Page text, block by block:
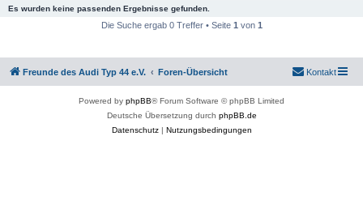
Es wurden keine passenden Ergebnisse gefunden.
Die Suche ergab 0 Treffer • Seite 1 von 1
Freunde des Audi Typ 44 e.V. Foren-Übersicht Kontakt
Powered by phpBB® Forum Software © phpBB Limited
Deutsche Übersetzung durch phpBB.de
Datenschutz| Nutzungsbedingungen